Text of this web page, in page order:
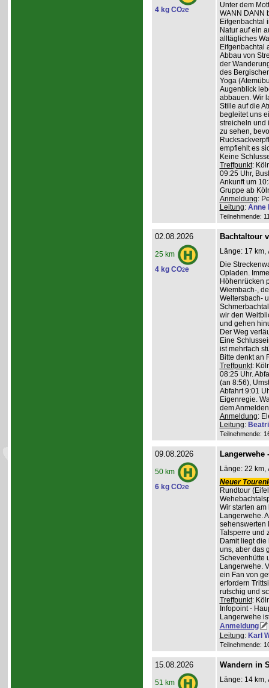
4 kg CO2e
Unter dem
WANN DANN
Eifgenbachtal
Natur auf ein
alltägliches
Eifgenbachtal
Abbau von
der
des
Yoga
Augenblick
abbauen. Wir
Stille auf die
begleitet uns
streicheln und
zu sehen,
empfiehlt es
Keine
Treffpunkt:
09:25 Uhr,
Ankunft um
Gruppe ab
Anmeldung:
Leitung: Anne
Teilnehmende:
02.08.2026
25 km
4 kg CO2e
Bachtaltour
Länge: 17 km,
Die
Opladen.
Höhenrücken
Wiembach-,
Weltersbach-
wir den
und gehen
Der Weg
Eine
ist mehrfach
Bitte denkt an
Treffpunkt:
08:25 Uhr.
(an 8:56),
Abfahrt 9:01
Eigenregie.
dem Anmelden
Anmeldung:
Leitung:
Teilnehmende:
09.08.2026
50 km
6 kg CO2e
Langerwehe
Länge: 22 km,
Neuer
Rundtour
Wir starten
Langerwehe.
sehenswerten
Talsperre und
Damit liegt
uns, aber das
Schevenhütte
Langerwehe.
ein Fan von
erfordern
rutschig und
Treffpunkt:
Infopoint -
Langerwehe
Anmeldung
Leitung: Karl
Teilnehmende:
15.08.2026
51 km
Wandern in
Länge: 14 km,